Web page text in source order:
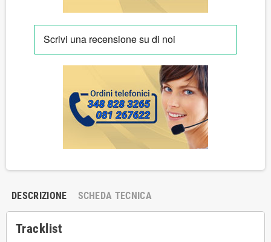
DESCRIZIONE SCHEDA TECNICA
Tracklist